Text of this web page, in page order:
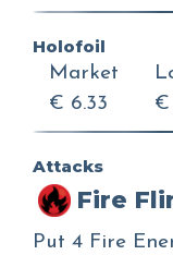
Holofoil
Market
€ 6.33
€
Attacks
Fire
Put 4 Fire